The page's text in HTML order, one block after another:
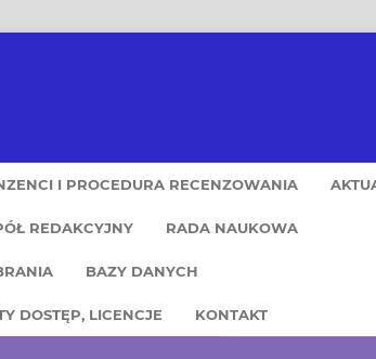
I PROCEDURA RECENZOWANIA
REDAKCYJNY RADA NAUKOWA
BAZY DANYCH
DOSTĘP, LICENCJE KONTAKT